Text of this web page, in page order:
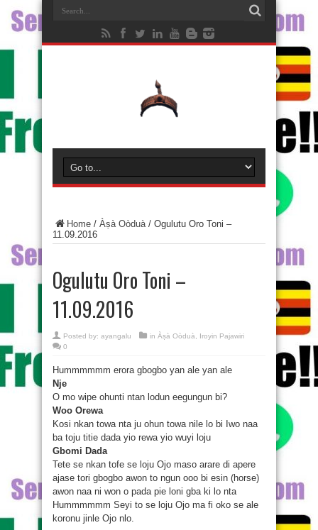
Home / Àṣà Oòduà/ Ogulutu Oro Toni –
11.09.2016
Ogulutu Oro Toni –
11.09.2016
Posted by: ayangalu in Àṣà Oòduà
Iroyin Pajawiri
0
Hummmmmm erora gbogbo yan ale yan ale
Nje
O mo wipe ohunti ntan lodun eegungun bi?
Woo Orewa
Kosi nkan towa nta ju ohun towa nile lo bi Iwo naa
ba toju titie dada yio rewa yio wuyi loju
Gbomi Dada
Tete se nkan tofe se loju Ojo maso arare di apere
ajase tori gbogbo awon to ngun ooo bi esin (horse)
awon naa ni won o pada pie loni gba ki lo nta
Hummmmmm Seyi to se loju Ojo ma fi oko se ale
koronu jinle Ojo nlo.